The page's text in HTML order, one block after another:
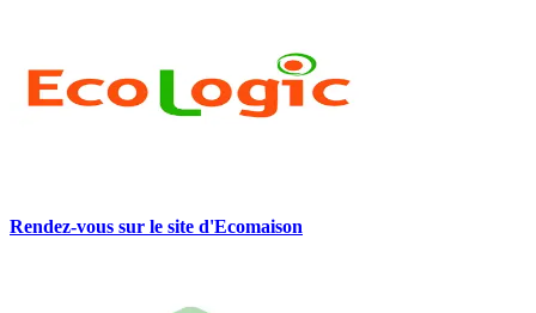
Rendez-vous sur le site d'Ecomaison